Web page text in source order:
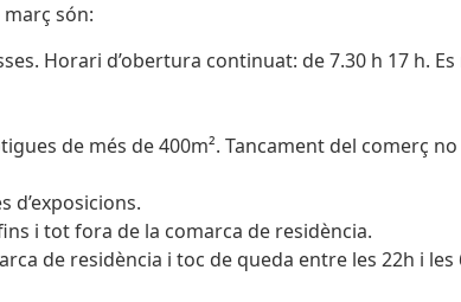
són:
Horari d’obertura continuat: de 7.30 h 17 h. Es
de més de 400m². Tancament del comerç no
d’exposicions.
i tot fora de la comarca de residència.
de residència i toc de queda entre les 22h i les